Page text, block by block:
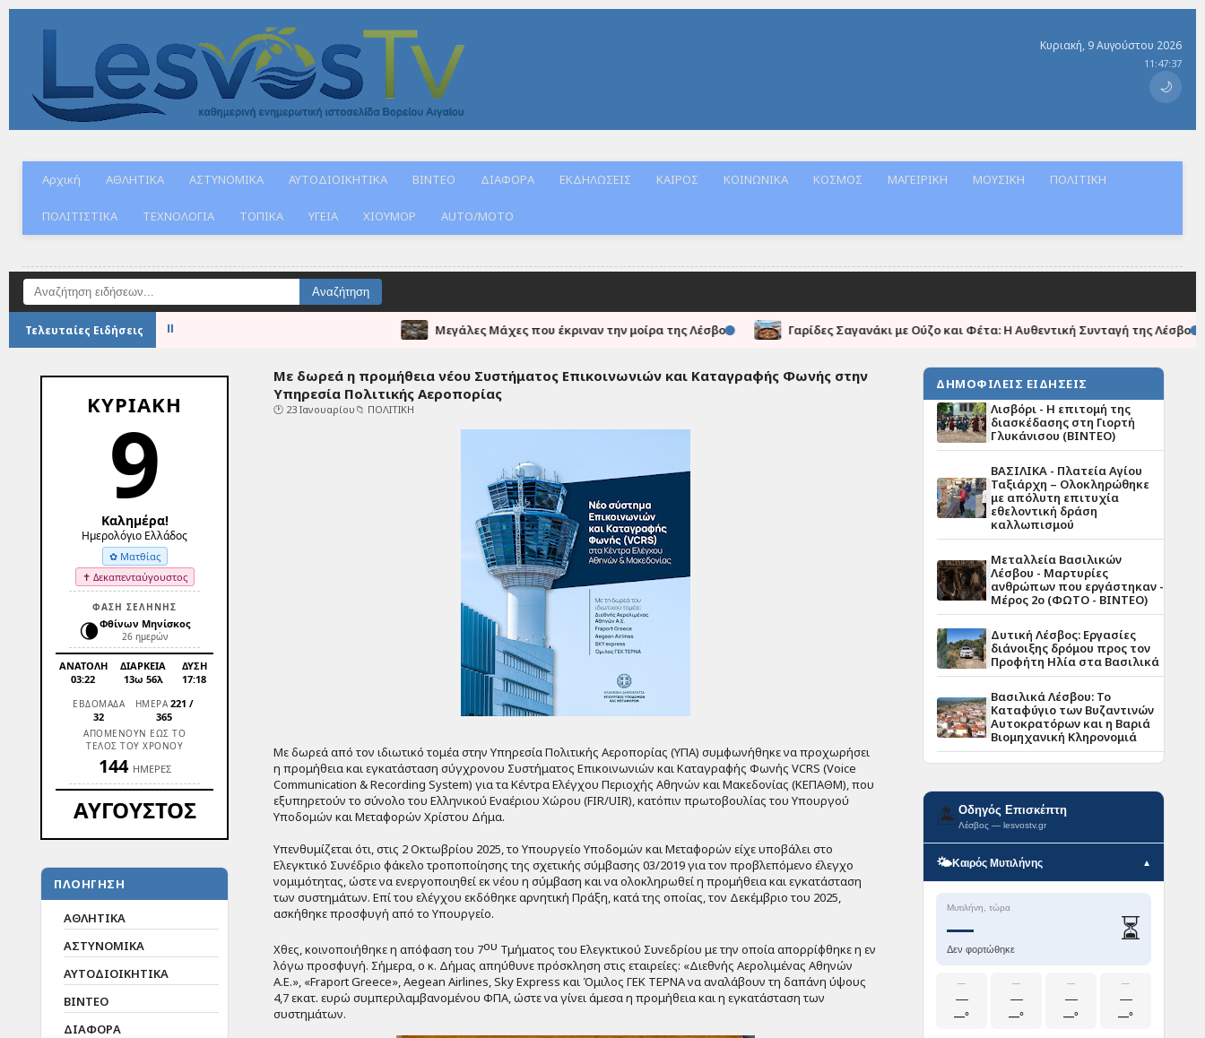
Κυριακή, 9 Αυγούστου 2026
11:47:37
🌙
Αρχική ΑΘΛΗΤΙΚΑ ΑΣΤΥΝΟΜΙΚΑ ΑΥΤΟΔΙΟΙΚΗΤΙΚΑ ΒΙΝΤΕΟ ΔΙΑΦΟΡΑ ΕΚΔΗΛΩΣΕΙΣ ΚΑΙΡΟΣ ΚΟΙΝΩΝΙΚΑ ΚΟΣΜΟΣ ΜΑΓΕΙΡΙΚΗ ΜΟΥΣΙΚΗ ΠΟΛΙΤΙΚΗ
ΠΟΛΙΤΙΣΤΙΚΑ ΤΕΧΝΟΛΟΓΙΑ ΤΟΠΙΚΑ ΥΓΕΙΑ ΧΙΟΥΜΟΡ AUTO/MOTO
Αναζήτηση ειδήσεων
Τελευταίες Ειδήσεις ⏸ Μεγάλες Μάχες που έκριναν την μοίρα της Λέσβου
● Γαρίδες Σαγανάκι με Ούζο και Φέτα: Η Αυθεντική Συνταγή της Λέσβου
● ΠΕΤΡΑ -
ΚΥΡΙΑΚΗ
9
Καλημέρα!
Ημερολόγιο Ελλάδος
✿ Ματθίας
✝ Δεκαπενταύγουστος
ΦΑΣΗ ΣΕΛΗΝΗΣ
🌘Φθίνων Μηνίσκος
26 ημερών
ΑΝΑΤΟΛΗ
03:22
ΔΙΑΡΚΕΙΑ
13ω 56λ
ΔΥΣΗ
17:18
ΕΒΔΟΜΑΔΑ
32
ΗΜΕΡΑ 221 /
365
ΑΠΟΜΕΝΟΥΝ ΕΩΣ ΤΟ
ΤΕΛΟΣ ΤΟΥ ΧΡΟΝΟΥ
144 ΗΜΕΡΕΣ
ΑΥΓΟΥΣΤΟΣ
ΠΛΟΗΓΗΣΗ
ΑΘΛΗΤΙΚΑ
ΑΣΤΥΝΟΜΙΚΑ
ΑΥΤΟΔΙΟΙΚΗΤΙΚΑ
ΒΙΝΤΕΟ
ΔΙΑΦΟΡΑ
Με δωρεά η προμήθεια νέου Συστήματος Επικοινωνιών και Καταγραφής Φωνής στην
Υπηρεσία Πολιτικής Αεροπορίας
🕐 23 Ιανουαρίου 📁 ΠΟΛΙΤΙΚΗ
Με δωρεά από τον ιδιωτικό τομέα στην Υπηρεσία Πολιτικής Αεροπορίας (ΥΠΑ) συμφωνήθηκε να προχωρήσει
η προμήθεια και εγκατάσταση σύγχρονου Συστήματος Επικοινωνιών και Καταγραφής Φωνής VCRS (Voice
Communication & Recording System) για τα Κέντρα Ελέγχου Περιοχής Αθηνών και Μακεδονίας (ΚΕΠΑΘΜ), που
εξυπηρετούν το σύνολο του Ελληνικού Εναέριου Χώρου (FIR/UIR),κατόπιν πρωτοβουλίας του Υπουργού
Υποδομών και Μεταφορών Χρίστου Δήμα.
Υπενθυμίζεται ότι, στις 2 Οκτωβρίου 2025, το Υπουργείο Υποδομών και Μεταφορών είχε υποβάλει στο
Ελεγκτικό Συνέδριο φάκελο τροποποίησης της σχετικής σύμβασης 03/2019 για τον προβλεπόμενο έλεγχο
νομιμότητας, ώστε να ενεργοποιηθεί εκ νέου η σύμβαση και να ολοκληρωθεί η προμήθεια και εγκατάσταση
των συστημάτων. Επί του ελέγχου εκδόθηκε αρνητική Πράξη, κατά της οποίας, τον Δεκέμβριο του 2025,
ασκήθηκε προσφυγή από το Υπουργείο.
Χθες, κοινοποιήθηκε η απόφαση του 7ου Τμήματος του Ελεγκτικού Συνεδρίου με την οποία απορρίφθηκε η εν
λόγω προσφυγή. Σήμερα, ο κ. Δήμας απηύθυνε πρόσκληση στις εταιρείες: «Διεθνής Αερολιμένας Αθηνών
Α.Ε.», «FraportGreece»,Aegean Airlines,SkyExpress και Όμιλος ΓΕΚ ΤΕΡΝΑ να αναλάβουν τη δαπάνη ύψους
4,7 εκατ. ευρώ συμπεριλαμβανομένου ΦΠΑ, ώστε να γίνει άμεσα η προμήθεια και η εγκατάσταση των
συστημάτων.
ΔΗΜΟΦΙΛΕΙΣ ΕΙΔΗΣΕΙΣ
Λισβόρι - Η επιτομή της
διασκέδασης στη Γιορτή
Γλυκάνισου (ΒΙΝΤΕΟ)
ΒΑΣΙΛΙΚΑ - Πλατεία Αγίου
Ταξιάρχη – Ολοκληρώθηκε
με απόλυτη επιτυχία
εθελοντική δράση
καλλωπισμού
Μεταλλεία Βασιλικών
Λέσβου - Μαρτυρίες
ανθρώπων που εργάστηκαν -
Μέρος 2ο (ΦΩΤΟ - ΒΙΝΤΕΟ)
Δυτική Λέσβος: Εργασίες
διάνοιξης δρόμου προς τον
Προφήτη Ηλία στα Βασιλικά
Βασιλικά Λέσβου: Το
Καταφύγιο των Βυζαντινών
Αυτοκρατόρων και η Βαριά
Βιομηχανική Κληρονομιά
🏝️Οδηγός Επισκέπτη
Λέσβος — lesvostv.gr
🌤️Καιρός Μυτιλήνης ▼
Μυτιλήνη, τώρα
—
Δεν φορτώθηκε
⏳
—
—
—°
—
—
—°
—
—
—°
—
—
—°